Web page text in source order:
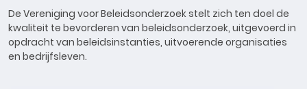
De Vereniging voor Beleidsonderzoek stelt zich ten doel de
kwaliteit te bevorderen van beleidsonderzoek, uitgevoerd in
opdracht van beleidsinstanties, uitvoerende organisaties
en bedrijfsleven.